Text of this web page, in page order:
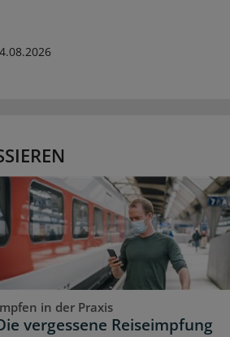
in der Praxis
vergessene Reiseimpfung